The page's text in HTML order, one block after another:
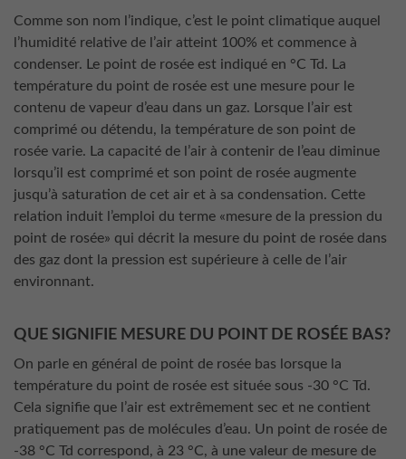
Comme son nom l’indique, c’est le point climatique auquel
l’humidité relative de l’air atteint 100% et commence à
condenser. Le point de rosée est indiqué en °C Td. La
température du point de rosée est une mesure pour le
contenu de vapeur d’eau dans un gaz. Lorsque l’air est
comprimé ou détendu, la température de son point de
rosée varie. La capacité de l’air à contenir de l’eau diminue
lorsqu’il est comprimé et son point de rosée augmente
jusqu’à saturation de cet air et à sa condensation. Cette
relation induit l’emploi du terme «mesure de la pression du
point de rosée» qui décrit la mesure du point de rosée dans
des gaz dont la pression est supérieure à celle de l’air
environnant.
QUE SIGNIFIE MESURE DU POINT DE ROSÉE BAS?
On parle en général de point de rosée bas lorsque la
température du point de rosée est située sous -30 °C Td.
Cela signifie que l’air est extrêmement sec et ne contient
pratiquement pas de molécules d’eau. Un point de rosée de
-38 °C Td correspond, à 23 °C, à une valeur de mesure de